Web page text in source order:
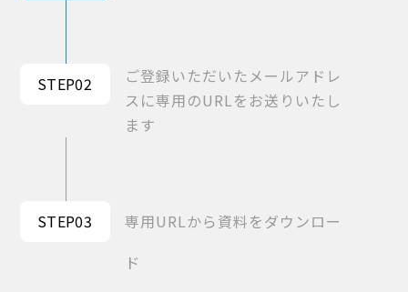
STEP02
ご登録いただいたメールアドレ
スに専用のURLをお送りいたし
ます
STEP03
専用URLから資料をダウンロー
ド